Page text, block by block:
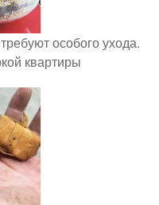
особого ухода.
квартиры